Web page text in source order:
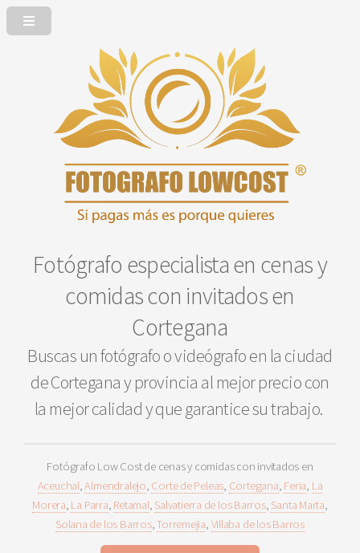
Fotógrafo especialista en cenas y
comidas con invitados en
Cortegana
Buscas un fotógrafo o videógrafo en la ciudad
de Cortegana y provincia al mejor precio con
la mejor calidad y que garantice su trabajo.
Fotógrafo Low Cost de cenas y comidas con invitados en
Aceuchal,Almendralejo, Corte de Peleas, Cortegana, Feria, La
Morera, La Parra, Retamal, Salvatierra de los Barros, Santa Marta,
Solana de los Barros,Torremejia, Villaba de los Barros